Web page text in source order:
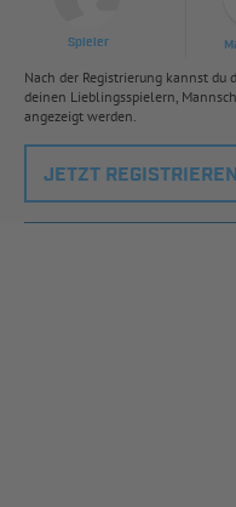
Spieler
Nach der Registrierung kannst du
deinen Lieblingsspielern,
angezeigt werden.
JETZT REGISTRIEREN